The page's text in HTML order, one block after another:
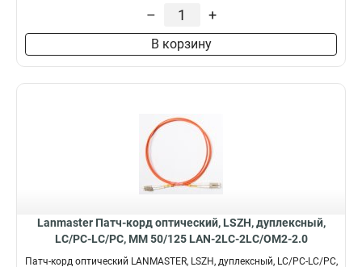
– +
В корзину
Lanmaster Патч-корд оптический, LSZH, дуплексный,
LC/PC-LC/PC, MM 50/125 LAN-2LC-2LC/OM2-2.0
Патч-корд оптический LANMASTER, LSZH, дуплексный, LC/PC-LC/PC,